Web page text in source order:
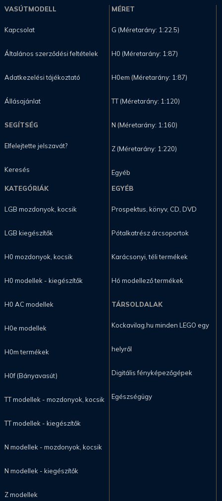
VASÚTMODELL
Kapcsolat
Általános szerződési feltételek
Adatkezelési tájékoztató
Állásajánlat
SEGÍTSÉG
Elfelejtette jelszavát?
Keresés
MÉRET
G (Méretarány: 1:22.5)
H0 (Méretarány: 1:87)
H0em (Méretarány: 1:87)
TT (Méretarány: 1:120)
N (Méretarány: 1:160)
Z (Méretarány: 1:220)
Egyéb
KATEGÓRIÁK
LGB mozdonyok, kocsik
LGB kiegészítők
H0 mozdonyok, kocsik
H0 modellek - kiegészítők
H0 AC modellek
H0e modellek
H0m termékek
H0f (Bányavasút)
TT modellek - mozdonyok, kocsik
TT modellek - kiegészítők
N modellek - mozdonyok, kocsik
N modellek - kiegészítők
Z modellek
EGYÉB
Prospektus, könyv, CD, DVD
Pótalkatrész árcsoportok
Karácsonyi, téli termékek
Hó modellező termékek
TÁRSOLDALAK
Kockavilag.hu minden LEGO egy
helyről
Digitális fényképezőgépek
Egészségügy